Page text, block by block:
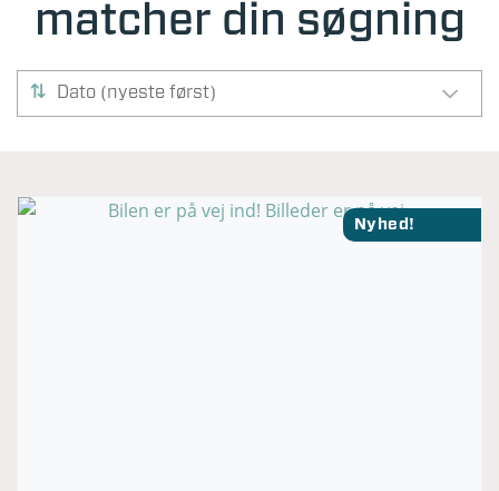
matcher din søgning
Dato (nyeste først)
Nyhed!